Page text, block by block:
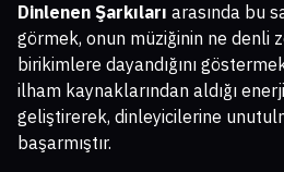
Dinlenen Şarkıları arasında bu
görmek, onun müziğinin ne denli
birikimlere dayandığını
ilham kaynaklarından aldığı
geliştirerek, dinleyicilerine
başarmıştır.